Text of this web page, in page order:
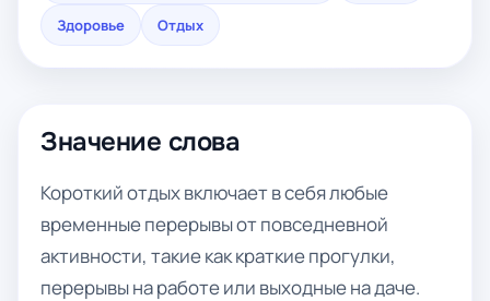
Здоровье Отдых
Значение слова
Короткий отдых включает в себя любые
временные перерывы от повседневной
активности, такие как краткие прогулки,
перерывы на работе или выходные на даче.